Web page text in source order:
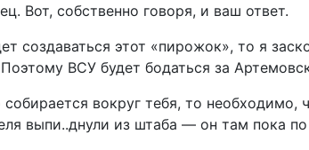
Вот, собственно говоря, и ваш ответ.
создаваться этот «пирожок», то я
ВСУ будет бодаться за
вокруг тебя, то
выпи..днули из штаба — он там пока